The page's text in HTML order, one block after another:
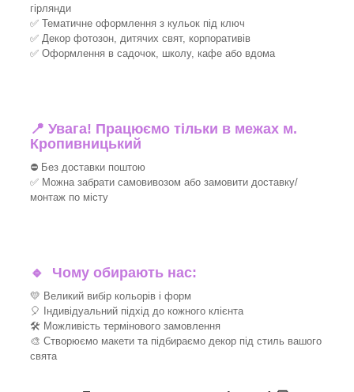
гірлянди
✅ Тематичне оформлення з кульок під ключ
✅ Декор фотозон, дитячих свят, корпоративів
✅ Оформлення в садочок, школу, кафе або вдома
📍 Увага! Працюємо тільки в межах м.
Кропивницький
⛔ Без доставки поштою
✅ Можна забрати самовивозом або замовити доставку/
монтаж по місту
🔹 Чому обирають нас:
💛 Великий вибір кольорів і форм
🎈 Індивідуальний підхід до кожного клієнта
🛠 Можливість термінового замовлення
🎨 Створюємо макети та підбираємо декор під стиль вашого
свята